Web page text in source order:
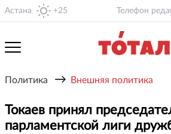
Астана +25 Телефон
Политика → Внешняя политика
Токаев принял
парламентской лиги